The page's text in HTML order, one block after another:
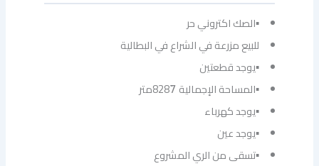
▪الصك اكتروني حر
للبيع مزرعة في الشراع في البطالية
▪يوجد قطعتين
▪المساحة الإجمالية 8287َمتر
▪يوجد كهرباء
▪يوجد عين
▪تسقى من الري المشروع